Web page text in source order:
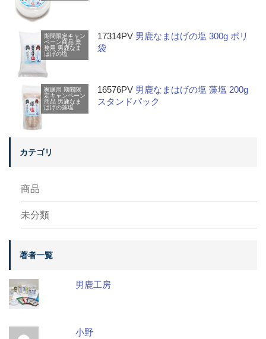
期間限定キャン
ペーン商品 業
務用 男鹿なま
はげの塩
17314PV 男鹿なまはげの塩 300g ポリ
袋
家庭用 期間限
定キャンペーン
商品 男鹿なま
はげの藻塩
16576PV 男鹿なまはげの塩 藻塩 200g
スタンドパック
カテゴリ
商品
未分類
著者一覧
男鹿工房
小野